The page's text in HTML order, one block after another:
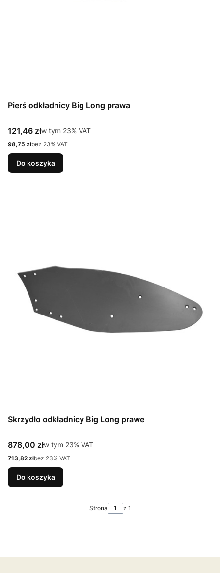
Pierś odkładnicy Big Long prawa
Cena brutto
121,46 złw tym %s VAT
w tym 23% VAT
Cena netto
98,75 złbez 23% VAT
Do koszyka
Skrzydło odkładnicy Big Long prawe
Cena brutto
878,00 złw tym %s VAT
w tym 23% VAT
Cena netto
713,82 złbez 23% VAT
Do koszyka
Strona z 1